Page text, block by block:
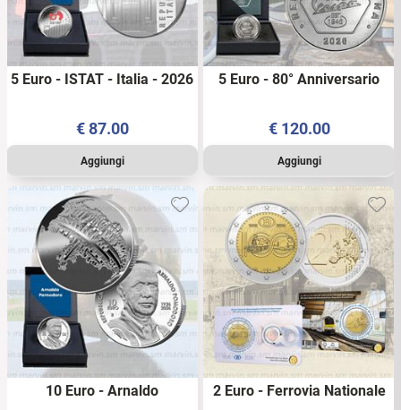
5 Euro - ISTAT - Italia - 2026
€87.00
5 Euro - 80° Anniversario
€ 120.00
10 Euro - Arnaldo
2 Euro - Ferrovia Nationale